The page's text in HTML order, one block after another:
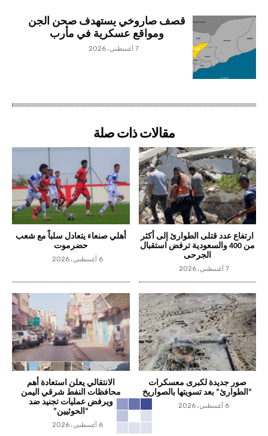
قصف صاروخي يستهدف صحن الجن
ومواقع عسكرية في مأرب
7 أغسطس، 2026
مقالات ذات صلة
ارتفاع عدد قتلى الطوارئ إلى أكثر
من 400 والسعودية ترفض استقبال
الجرحى
7 أغسطس، 2026
أهلي صنعاء يتعادل سلباً مع شعب
حضرموت
6 أغسطس، 2026
صور جديدة لكبرى معسكرات
“الطوارئ” بعد تسويتها بالصواريخ
6 أغسطس، 2026
الانتقالي يعلن استعادة أهم
محافظات النفط شرقي اليمن
ويرفض عمليات تجنيد ضد
“الحوثيين”
6 أغسطس، 2026